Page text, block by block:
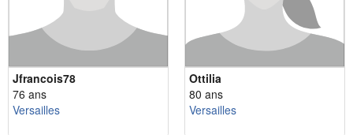
Jfrancois78
76 ans
Versailles
Ottilia
80 ans
Versailles